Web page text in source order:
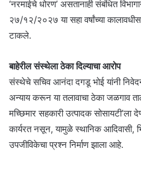
‘नरमाईचे धोरण’ असतानाही संबंधित
२७/१२/२०२७ या सहा वर्षांच्या
टाकले.
बाहेरील संस्थेला ठेका दिल्याचा आरोप
संस्थेचे सचिव आनंदा दगडू भोई यांनी
अन्याय करून या तलावाचा ठेका जळगाव
मच्छिमार सहकारी उत्पादक सोसायटी’ला
कार्यरत नसून, यामुळे स्थानिक आदिवासी,
उपजीविकेचा प्रश्न निर्माण झाला आहे.